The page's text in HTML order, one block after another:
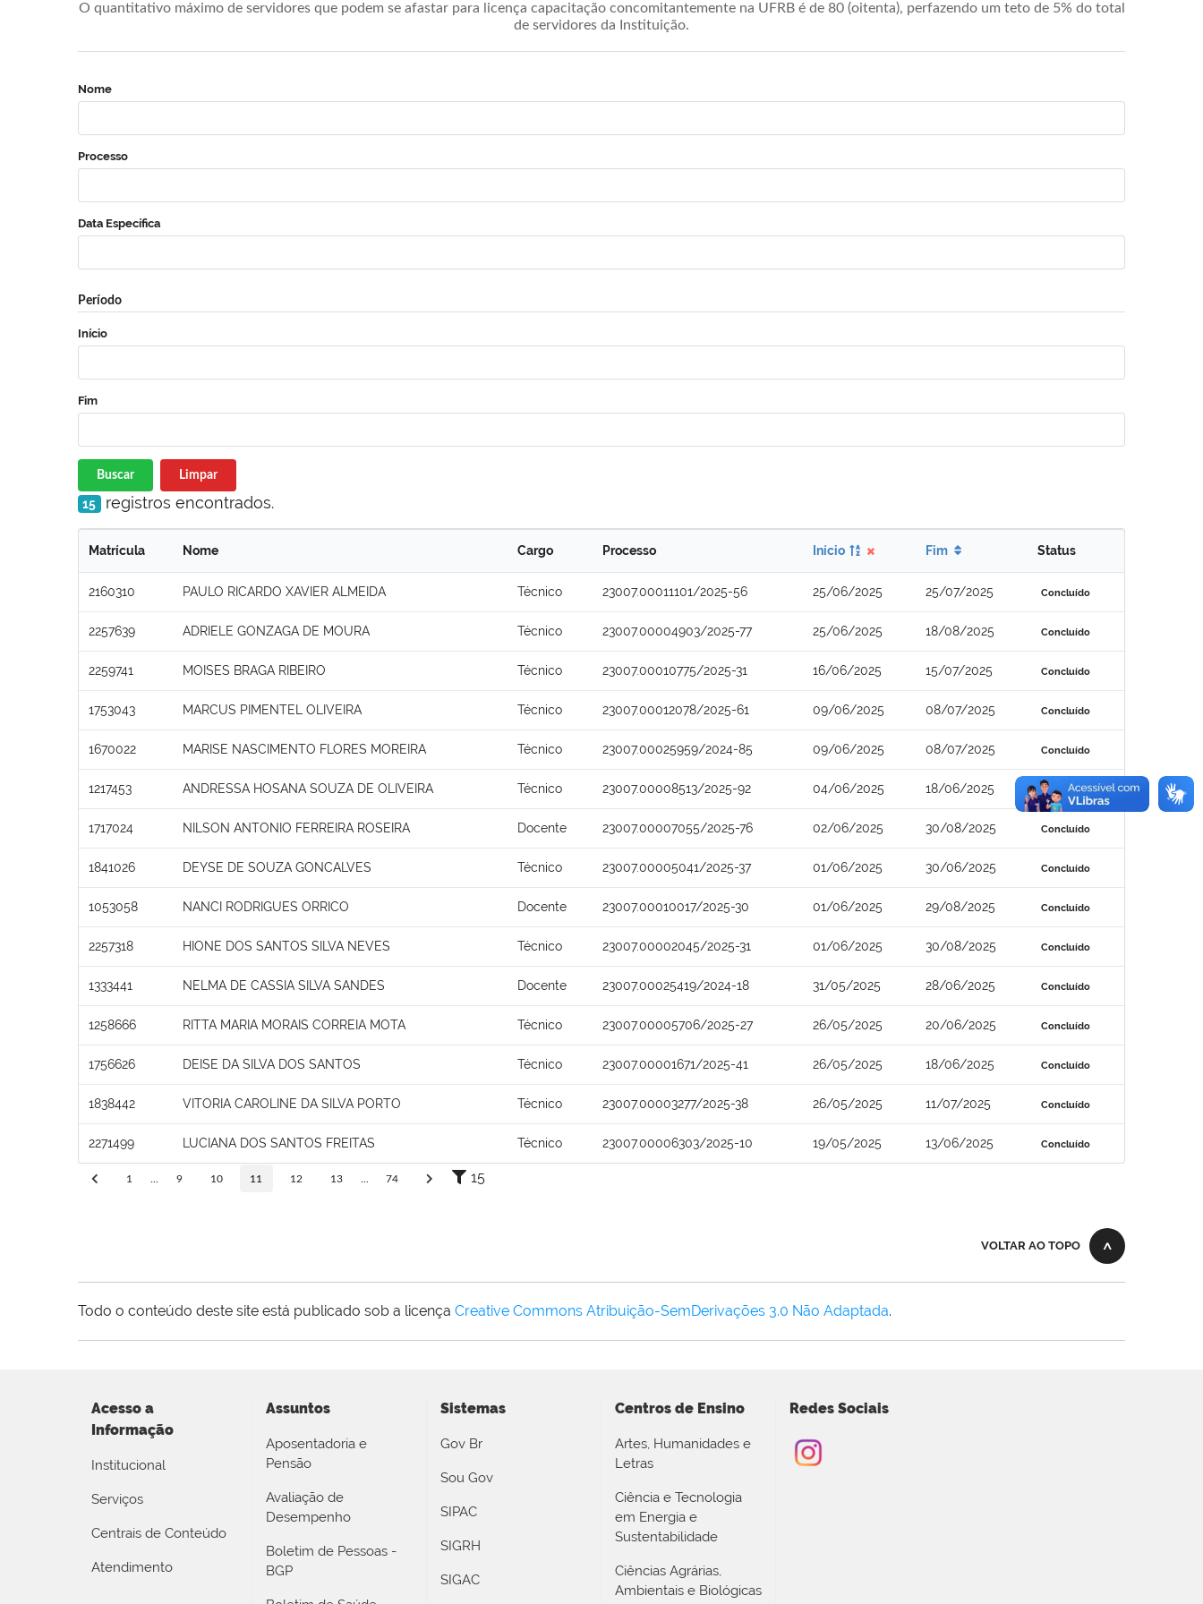
O quantitativo máximo de servidores que podem se afastar para licença capacitação concomitantemente na UFRB é de 80 (oitenta), perfazendo um teto de 5% do total
de servidores da Instituição.
Nome
Processo
Data Específica
Período
Início
Fim
Buscar Limpar
15 registros encontrados.
Matrícula Nome Cargo Processo Início Fim Status
2160310 PAULO RICARDO XAVIER ALMEIDA Técnico 23007.00011101/2025-56 25/06/2025 25/07/2025 Concluído
2257639 ADRIELE GONZAGA DE MOURA Técnico 23007.00004903/2025-77 25/06/2025 18/08/2025 Concluído
2259741 MOISES BRAGA RIBEIRO Técnico 23007.00010775/2025-31 16/06/2025 15/07/2025 Concluído
1753043 MARCUS PIMENTEL OLIVEIRA Técnico 23007.00012078/2025-61 09/06/2025 08/07/2025 Concluído
1670022 MARISE NASCIMENTO FLORES MOREIRA Técnico 23007.00025959/2024-85 09/06/2025 08/07/2025 Concluído
1217453 ANDRESSA HOSANA SOUZA DE OLIVEIRA Técnico 23007.00008513/2025-92 04/06/2025 18/06/2025 Concluído
1717024 NILSON ANTONIO FERREIRA ROSEIRA Docente 23007.00007055/2025-76 02/06/2025 30/08/2025 Concluído
1841026 DEYSE DE SOUZA GONCALVES Técnico 23007.00005041/2025-37 01/06/2025 30/06/2025 Concluído
1053058 NANCI RODRIGUES ORRICO Docente 23007.00010017/2025-30 01/06/2025 29/08/2025 Concluído
2257318 HIONE DOS SANTOS SILVA NEVES Técnico 23007.00002045/2025-31 01/06/2025 30/08/2025 Concluído
1333441 NELMA DE CASSIA SILVA SANDES Docente 23007.00025419/2024-18 31/05/2025 28/06/2025 Concluído
1258666 RITTA MARIA MORAIS CORREIA MOTA Técnico 23007.00005706/2025-27 26/05/2025 20/06/2025 Concluído
1756626 DEISE DA SILVA DOS SANTOS Técnico 23007.00001671/2025-41 26/05/2025 18/06/2025 Concluído
1838442 VITORIA CAROLINE DA SILVA PORTO Técnico 23007.00003277/2025-38 26/05/2025 11/07/2025 Concluído
2271499 LUCIANA DOS SANTOS FREITAS Técnico 23007.00006303/2025-10 19/05/2025 13/06/2025 Concluído
1 9 10 11 12 13 74 15
VOLTAR AO TOPO
Todo o conteúdo deste site está publicado sob a licença Creative Commons Atribuição-SemDerivações 3.0 Não Adaptada.
Acesso a
Informação
Institucional
Serviços
Centrais de Conteúdo
Atendimento
Assuntos
Aposentadoria e
Pensão
Avaliação de
Desempenho
Boletim de Pessoas -
BGP
Sistemas
Gov Br
Sou Gov
SIPAC
SIGRH
SIGAC
Centros de Ensino
Artes, Humanidades e
Letras
Ciência e Tecnologia
em Energia e
Sustentabilidade
Ciências Agrárias,
Ambientais e Biológicas
Redes Sociais